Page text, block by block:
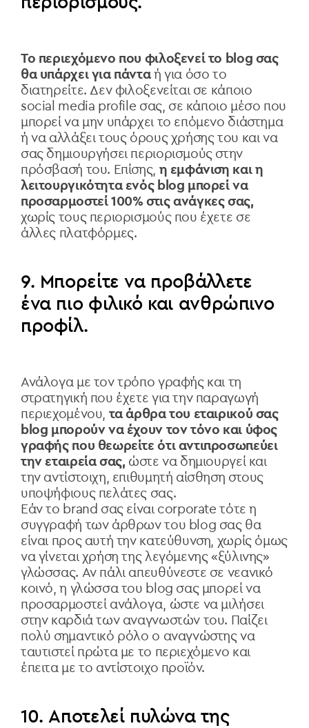
Το περιεχόμενο που φιλοξενεί το blog σας
θα υπάρχει για πάνταή για όσο το
διατηρείτε. Δεν φιλοξενείται σε κάποιο
social media profile σας, σε κάποιο μέσο που
μπορεί να μην υπάρχει το επόμενο διάστημα
ή να αλλάξει τους όρους χρήσης του και να
σας δημιουργήσει περιορισμούς στην
πρόσβασή του. Επίσης, η εμφάνιση και η
λειτουργικότητα ενός blog μπορεί να
προσαρμοστεί 100% στις ανάγκες σας,
χωρίς τους περιορισμούς που έχετε σε
άλλες πλατφόρμες.
9. Μπορείτε να προβάλλετε
ένα πιο φιλικό και ανθρώπινο
προφίλ.
Ανάλογα με τον τρόπο γραφής και τη
στρατηγική που έχετε για την παραγωγή
περιεχομένου, τα άρθρα του εταιρικού σας
blog μπορούν να έχουν τον τόνο και ύφος
γραφής που θεωρείτε ότι αντιπροσωπεύει
την εταιρεία σας, ώστε να δημιουργεί και
την αντίστοιχη, επιθυμητή αίσθηση στους
υποψήφιους πελάτες σας.
Εάν το brand σας είναι corporate τότε η
συγγραφή των άρθρων του blog σας θα
είναι προς αυτή την κατεύθυνση, χωρίς όμως
να γίνεται χρήση της λεγόμενης «ξύλινης»
γλώσσας. Αν πάλι απευθύνεστε σε νεανικό
κοινό, η γλώσσα του blog σας μπορεί να
προσαρμοστεί ανάλογα, ώστε να μιλήσει
στην καρδιά των αναγνωστών του. Παίζει
πολύ σημαντικό ρόλο ο αναγνώστης να
ταυτιστεί πρώτα με το περιεχόμενο και
έπειτα με το αντίστοιχο προϊόν.
10. Αποτελεί πυλώνα της